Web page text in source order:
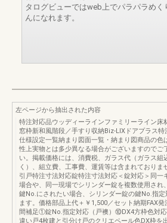
タログビューではweb上でパラパラめく
んになれます。
左ページから抽出された内容
特注対応品ウッディーラインファミリーライン床
窓枠新和風階段／手すり収納Biz-LIXドアプラス特
仕様設定一覧納まり図面一覧・納まり図商品の色
性上実物とは多少異なる場合がございますのでご
い。掲載価格には、消費税、ガラス代（ガラス組
く）、組立費、工事費、運賃等は含まれておりま
引戸特注寸法対応錠特注寸法対応＜錠対応＞同一
場合や、同一現場でシリンダー錠を複数使用され
鍵No.にされたい場合、シリンダー錠の鍵No.指定
ます。価格部品上代＋￥1,500／セット納期FAX発
間補足①錠No.指定対応（戸襖）⑩DX4方枠色対応
違い戸4枚建と引分け戸のクリエペール色DX枠を